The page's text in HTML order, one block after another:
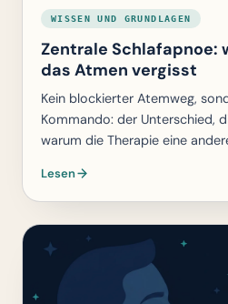
WISSEN UND GRUNDLAGEN
Zentrale Schlafapnoe:
das Atmen vergisst
Kein blockierter Atemweg,
Kommando: der Unterschied,
warum die Therapie eine
Lesen